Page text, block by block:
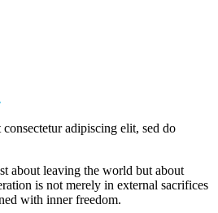
adipiscing elit, sed do
about leaving the world but about
is not merely in external sacrifices
with inner freedom.